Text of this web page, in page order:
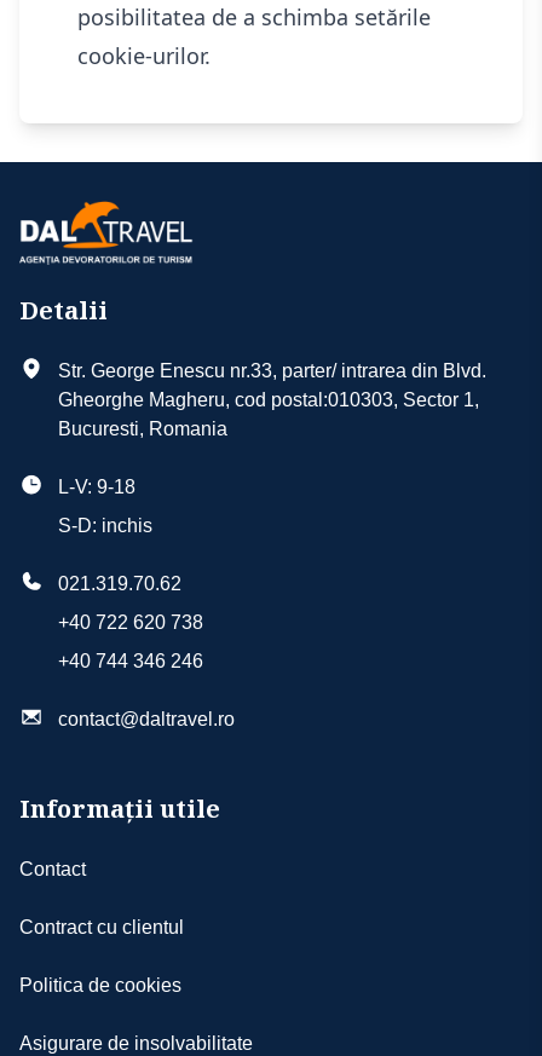
posibilitatea de a schimba setările
cookie-urilor.
Detalii
Str. George Enescu nr.33, parter/ intrarea din Blvd.
Gheorghe Magheru, cod postal:010303, Sector 1,
Bucuresti, Romania
L-V: 9-18
S-D: inchis
021.319.70.62
+40 722 620 738
+40 744 346 246
contact@daltravel.ro
Informații utile
Contact
Contract cu clientul
Politica de cookies
Asigurare de insolvabilitate